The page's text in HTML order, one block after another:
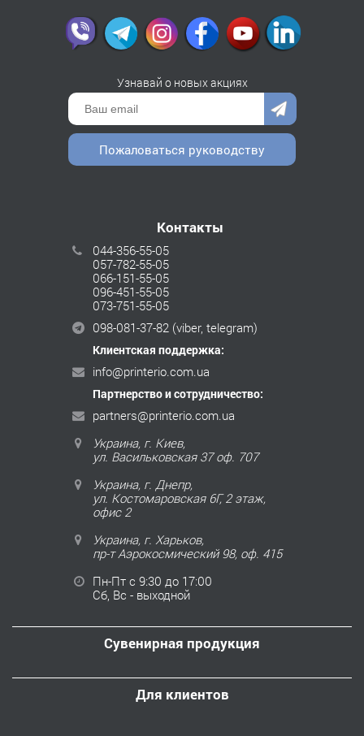
Узнавай о новых акциях
Пожаловаться руководству
Контакты
044-356-55-05
057-782-55-05
066-151-55-05
096-451-55-05
073-751-55-05
098-081-37-82 (viber, telegram)
Клиентская поддержка:
info@printerio.com.ua
Партнерство и сотрудничество:
partners@printerio.com.ua
Украина, г. Киев,
ул. Васильковская 37 оф. 707
Украина, г. Днепр,
ул. Костомаровская 6Г, 2 этаж,
офис 2
Украина, г. Харьков,
пр-т Аэрокосмический 98, оф. 415
Пн-Пт с 9:30 до 17:00
Сб, Вс - выходной
Сувенирная продукция
Для клиентов